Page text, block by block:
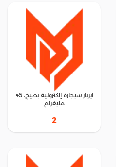
ايربار سيجارة إلكترونية بطيخ، 45
مليغرام
2